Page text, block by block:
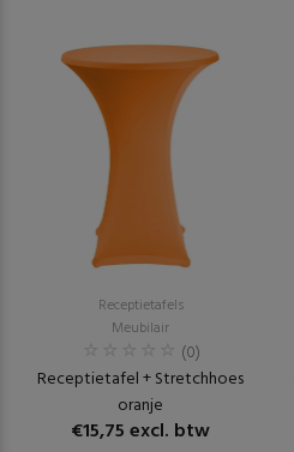
Receptietafels
Meubilair
(0)
Receptietafel + Stretchhoes
oranje
€15,75 excl. btw